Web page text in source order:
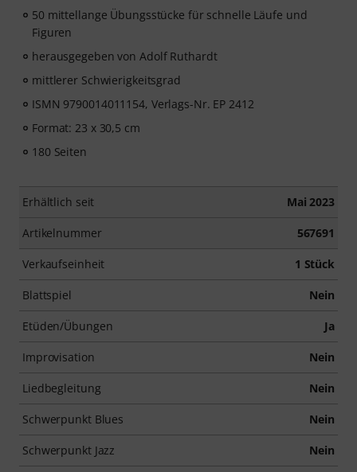
50 mittellange Übungsstücke für schnelle Läufe und
Figuren
herausgegeben von Adolf Ruthardt
mittlerer Schwierigkeitsgrad
ISMN 9790014011154, Verlags-Nr. EP 2412
Format: 23 x 30,5 cm
180 Seiten
Erhältlich seit Mai 2023
Artikelnummer 567691
Verkaufseinheit 1 Stück
Blattspiel Nein
Etüden/Übungen Ja
Improvisation Nein
Liedbegleitung Nein
Schwerpunkt Blues Nein
Schwerpunkt Jazz Nein